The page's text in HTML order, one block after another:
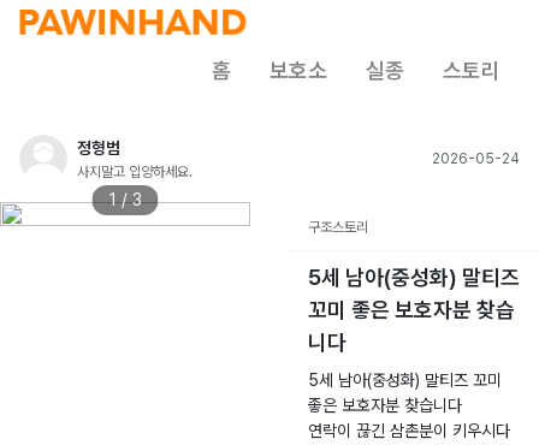
홈 보호소 실종 스토리
정형범
사지말고 입양하세요.
2026-05-24
1 / 3
구조스토리
5세 남아(중성화) 말티즈
꼬미 좋은 보호자분 찾습
니다
5세 남아(중성화) 말티즈 꼬미
좋은 보호자분 찾습니다
연락이 끊긴 삼촌분이 키우시다